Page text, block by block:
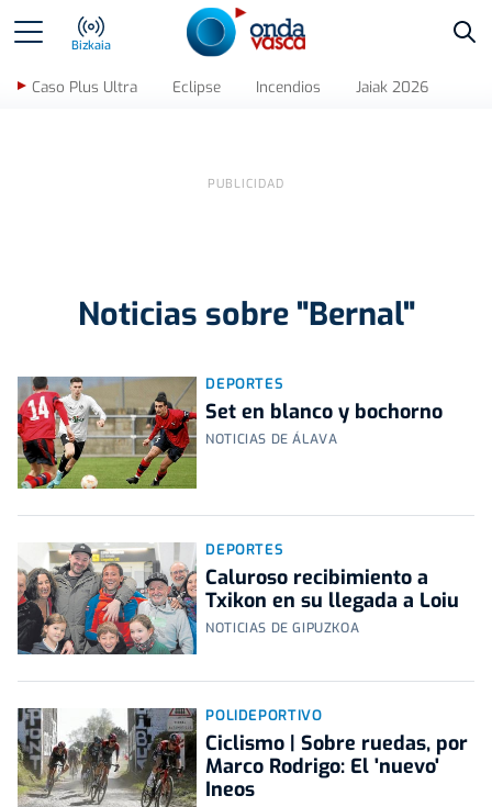
Bizkaia
Caso Plus Ultra Eclipse Incendios Jaiak 2026
Noticias sobre "Bernal"
DEPORTES
Set en blanco y bochorno
NOTICIAS DE ÁLAVA
DEPORTES
Caluroso recibimiento a
Txikon en su llegada a Loiu
NOTICIAS DE GIPUZKOA
POLIDEPORTIVO
Ciclismo | Sobre ruedas, por
Marco Rodrigo: El 'nuevo'
Ineos